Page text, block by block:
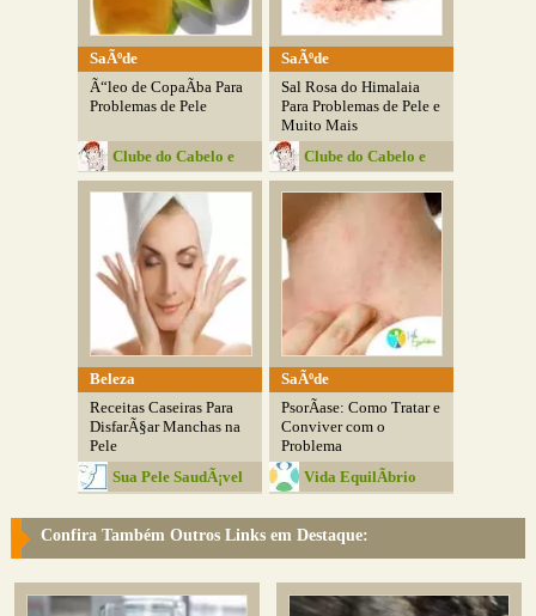
SaÃºde
Ã“leo de CopaÃ­ba Para
Problemas de Pele
Clube do Cabelo e
Cia
SaÃºde
Sal Rosa do Himalaia
Para Problemas de Pele e
Muito Mais
Clube do Cabelo e
Cia
Beleza
Receitas Caseiras Para
DisfarÃ§ar Manchas na
Pele
Sua Pele SaudÃ¡vel
SaÃºde
PsorÃ­ase: Como Tratar e
Conviver com o
Problema
Vida EquilÃ­brio
Confira Também Outros Links em Destaque: